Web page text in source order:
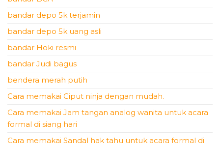
bandar depo 5k terjamin
bandar depo 5k uang asli
bandar Hoki resmi
bandar Judi bagus
bendera merah putih
Cara memakai Ciput ninja dengan mudah.
Cara memakai Jam tangan analog wanita untuk acara
formal di siang hari
Cara memakai Sandal hak tahu untuk acara formal di